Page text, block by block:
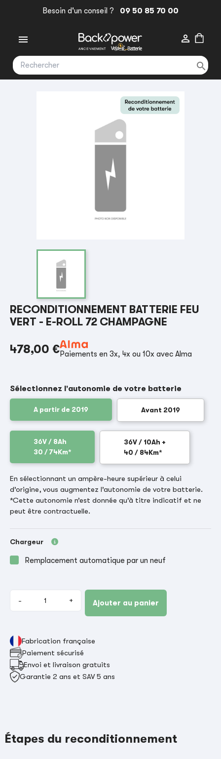
Besoin d'un conseil ? 09 50 85 70 00
 

RECONDITIONNEMENT BATTERIE FEU
VERT - E-ROLL 72 CHAMPAGNE
478,00 €Paiements en 3x, 4x ou 10x avec Alma
Sélectionnez l'autonomie de votre batterie
A partir de 2019 Avant 2019
36V / 8Ah
30 / 74Km*
36V / 10Ah +
40 / 84Km*
En sélectionnant un ampère-heure supérieur à celui
d’origine, vous augmentez l’autonomie de votre batterie.
*Cette autonomie n’est donnée qu’à titre indicatif et ne
peut être contractuelle.
Chargeur
Remplacement automatique par un neuf
- + Ajouter au panier
Fabrication française
Paiement sécurisé
Envoi et livraison gratuits
Garantie 2 ans et SAV 5 ans
Étapes du reconditionnement